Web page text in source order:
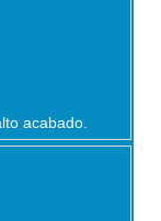
acabado.